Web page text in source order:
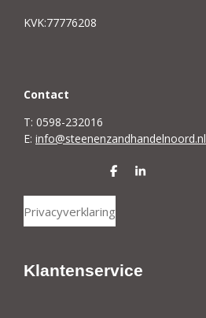
KVK:77776208
Contact
T: 0598-232016
E: info@steenenzandhandelnoord.nl
D
l
e
n
S
Privacyverklaring
Klantenservice